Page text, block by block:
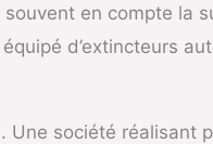
en compte la
d’extincteurs
société réalisant